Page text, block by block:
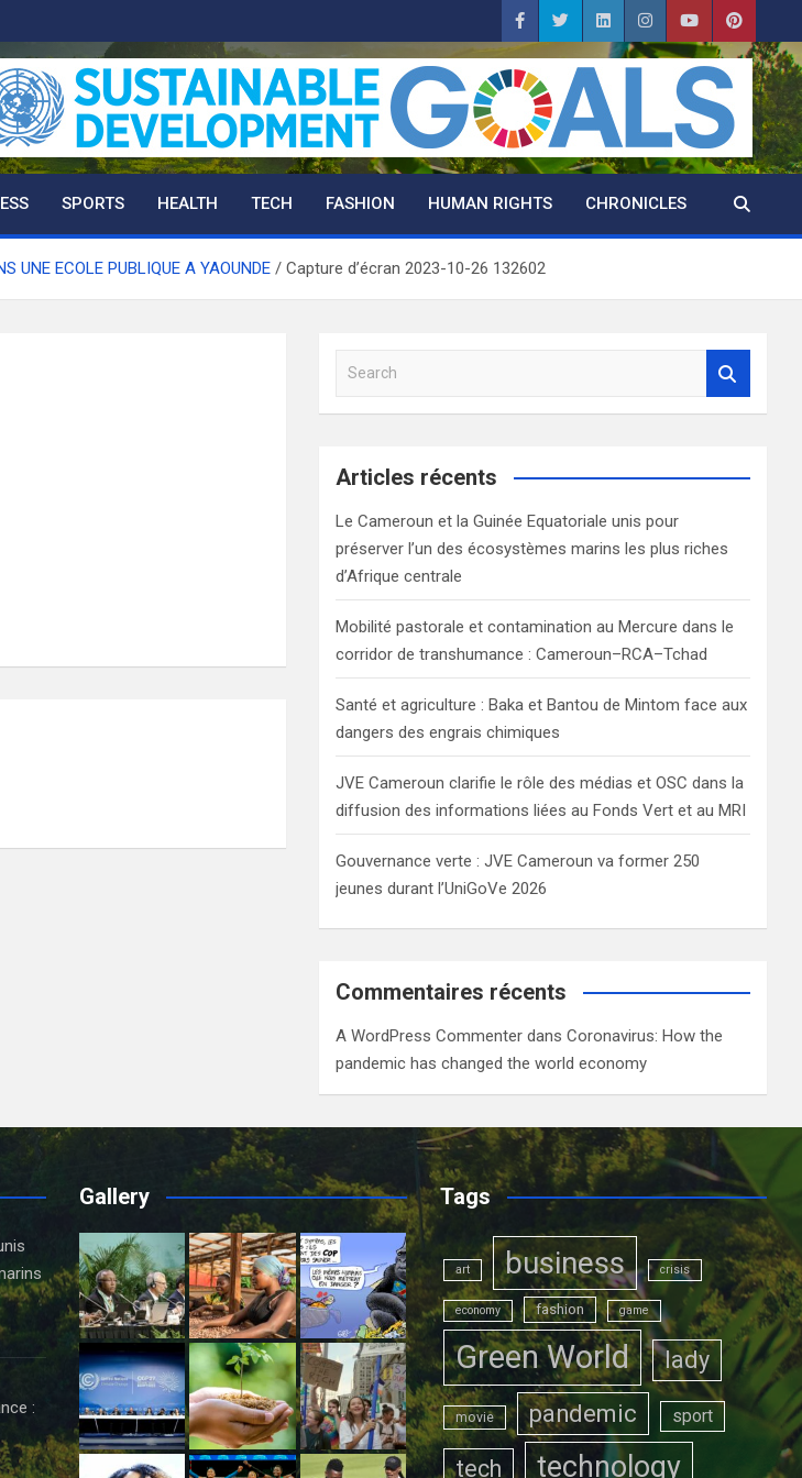
SPORTS HEALTH TECH FASHION HUMAN RIGHTS CHRONICLES
UNE ECOLE PUBLIQUE A YAOUNDE Capture d’écran 2023-10-26 132602
a
c
Articles récents
Le Cameroun et la Guinée Equatoriale unis pour
préserver l’un des écosystèmes marins les plus riches
d’Afrique centrale
Mobilité pastorale et contamination au Mercure dans le
corridor de transhumance : Cameroun–RCA–Tchad
Santé et agriculture : Baka et Bantou de Mintom face aux
dangers des engrais chimiques
JVE Cameroun clarifie le rôle des médias et OSC dans la
diffusion des informations liées au Fonds Vert et au MRI
Gouvernance verte : JVE Cameroun va former 250
jeunes durant l’UniGoVe 2026
Commentaires récents
A WordPress Commenter dansCoronavirus: How the
pandemic has changed the world economy
:
Gallery Tags
art business crisis
economy fashion game
Green World lady
movie pandemic sport
tech technology